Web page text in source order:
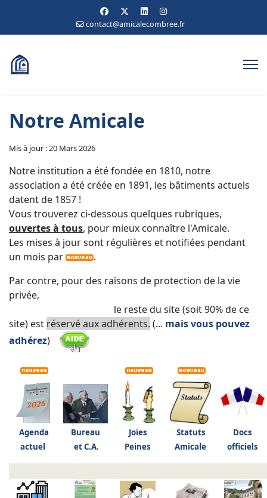
contact@amicalecombree.fr
Notre Amicale
Mis à jour : 20 Mars 2026
Notre institution a été fondée en 1810, notre
association a été créée en 1891, les bâtiments actuels
datent de 1857 !
Vous trouverez ci-dessous quelques rubriques,
ouvertes à tous, pour mieux connaître l'Amicale.
Les mises à jour sont régulières et notifiées pendant
un mois par
.
Par contre, pour des raisons de protection de la vie
privée,
le reste du site (soit 90% de ce
site) est réservé aux adhérents. (... mais vous pouvez
adhérez)
Agenda
actuel
Bureau
et C.A.
Joies
Peines
Statuts
Amicale
Docs
officiels